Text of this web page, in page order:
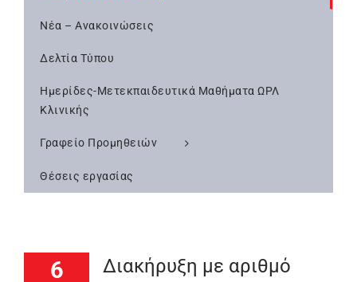
Νέα – Ανακοινώσεις
Δελτία Τύπου
Ημερίδες-Μετεκπαιδευτικά Μαθήματα ΩΡΛ
Κλινικής
Γραφείο Προμηθειών
Θέσεις εργασίας
6
Διακήρυξη με αριθμό